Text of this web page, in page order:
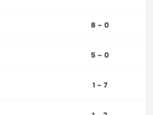
8 – 0
5 – 0
1 – 7